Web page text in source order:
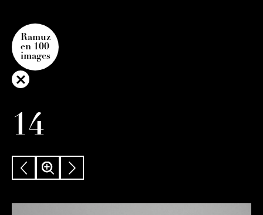
Ramuz
en 100
images
14
PRÉCÉDENTZOOMSUIVANT